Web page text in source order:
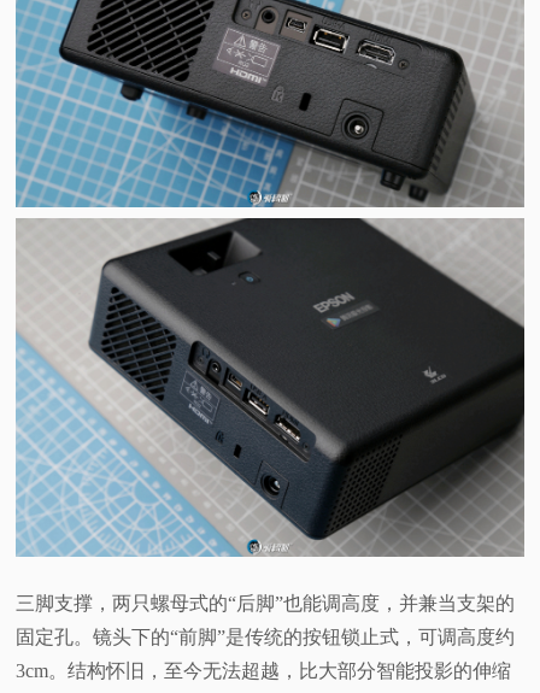
三脚支撑，两只螺母式的“后脚”也能调高度，并兼当支架的
固定孔。镜头下的“前脚”是传统的按钮锁止式，可调高度约
3cm。结构怀旧，至今无法超越，比大部分智能投影的伸缩